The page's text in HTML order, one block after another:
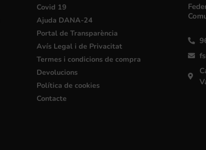
Covid 19
Ajuda DANA-24
Portal de Transparència
Avís Legal i de Privacitat
Termes i condicions de compra
Devolucions
Política de cookies
Contacte